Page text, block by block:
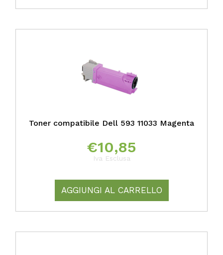
Toner compatibile Dell 593 11033 Magenta
€10,85
Iva Esclusa
AGGIUNGI AL CARRELLO